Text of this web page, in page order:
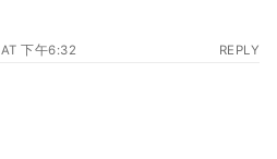
下午6:32 REPLY